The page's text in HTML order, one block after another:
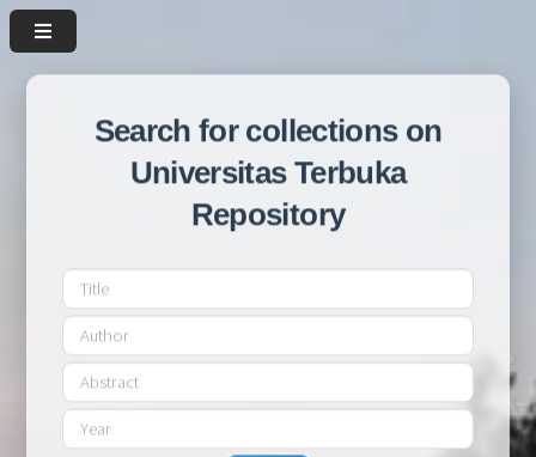
Search for collections on
Universitas Terbuka
Repository